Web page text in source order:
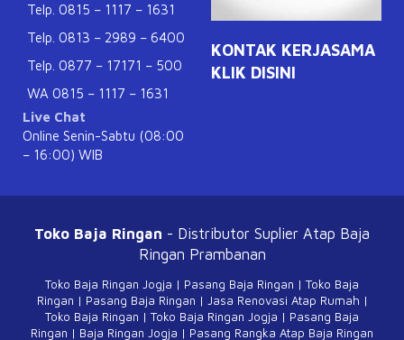
Telp. 0815 – 1117 – 1631
Telp. 0813 – 2989 – 6400
Telp. 0877 – 17171 – 500
WA 0815 – 1117 – 1631
Live Chat
Online Senin-Sabtu (08:00
– 16:00) WIB
KONTAK KERJASAMA
KLIK DISINI
Toko Baja Ringan - Distributor Suplier Atap Baja
Ringan Prambanan
Toko Baja Ringan Jogja | Pasang Baja Ringan | Toko Baja
Ringan | Pasang Baja Ringan | Jasa Renovasi Atap Rumah |
Toko Baja Ringan | Toko Baja Ringan Jogja | Pasang Baja
Ringan | Baja Ringan Jogja | Pasang Rangka Atap Baja Ringan